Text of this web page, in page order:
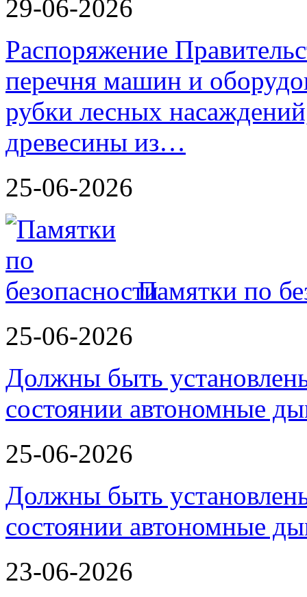
29-06-2026
Распоряжение
перечня машин и
рубки лесных
древесины из…
25-06-2026
Памятки по
25-06-2026
Должны быть
состоянии автономные
25-06-2026
Должны быть
состоянии автономные
23-06-2026